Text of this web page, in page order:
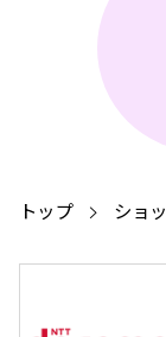
トップ ショ